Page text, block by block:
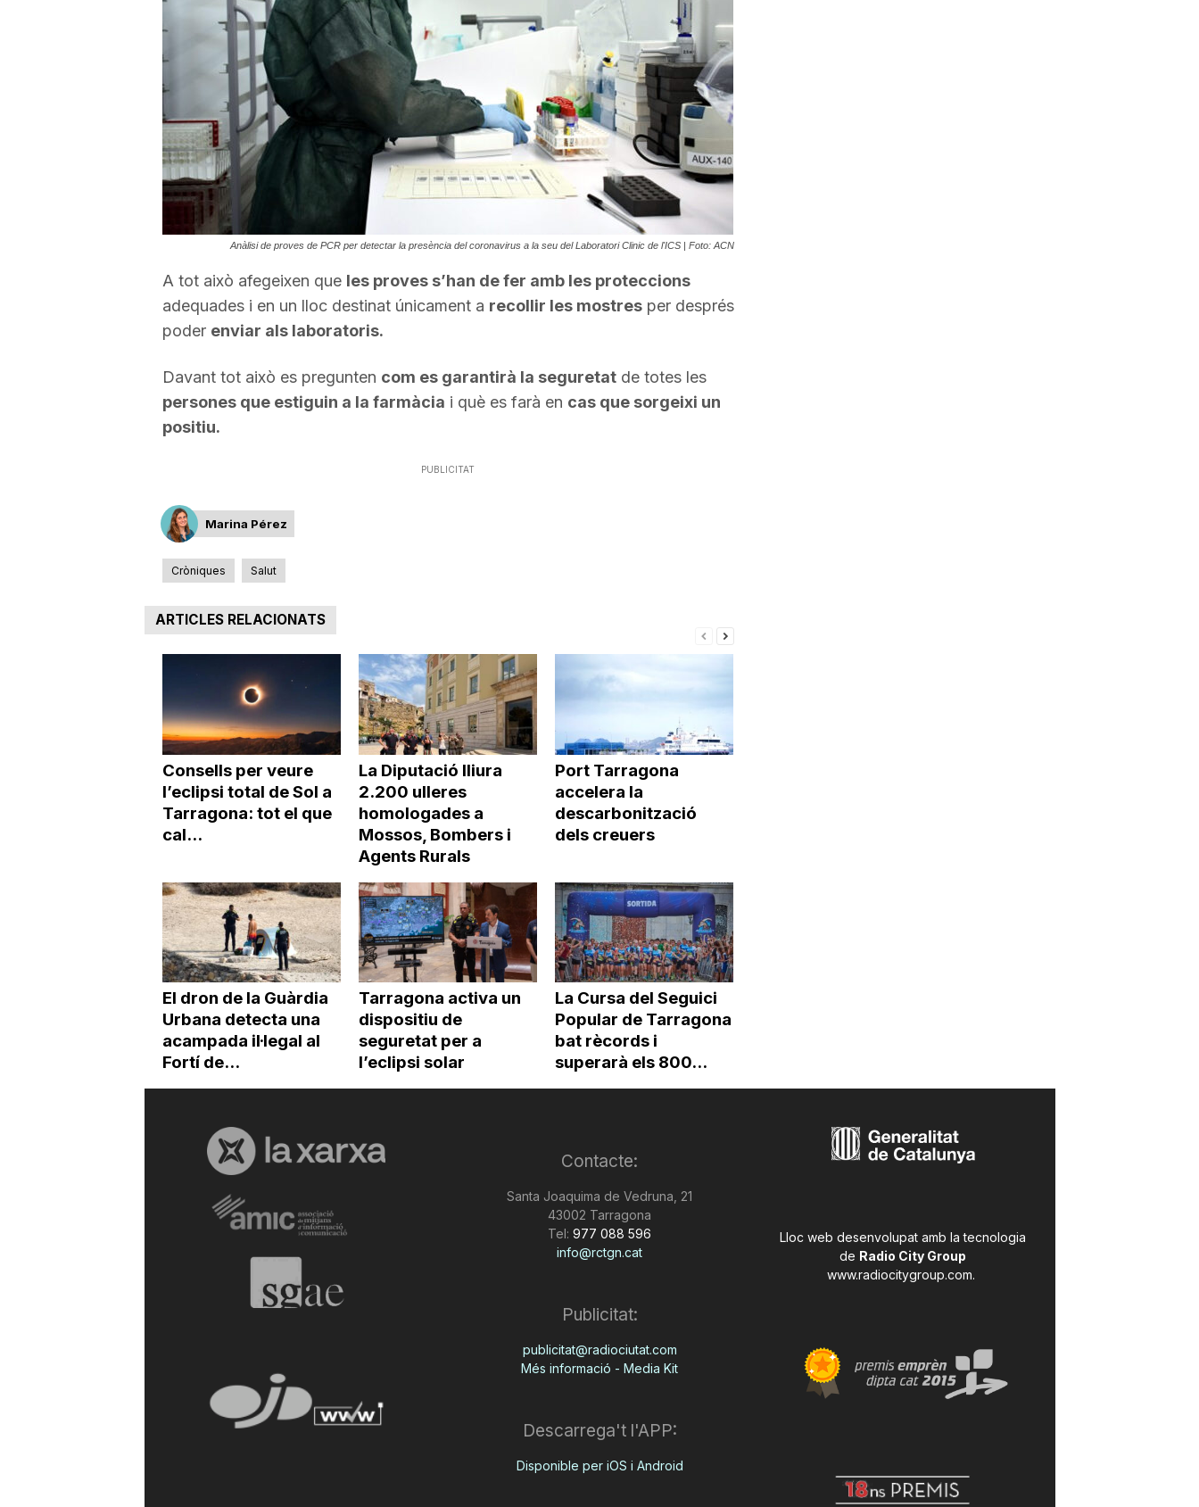
a
n
a
volum.
Anàlisi de proves de PCR per detectar la presència del coronavirus a la seu del Laboratori Clinic de l'ICS | Foto: ACN
A tot això afegeixen que les proves s’han de fer amb les proteccions
adequades i en un lloc destinat únicament a recollir les mostresper després
poder enviar als laboratoris.
Davant tot això es pregunten com es garantirà la seguretatde totes les
persones que estiguin a la farmàcia i què es farà en cas que sorgeixi un
positiu.
PUBLICITAT
Marina Pérez
Cròniques Salut
ARTICLES RELACIONATS
Consells per veure
l’eclipsi total de Sol a
Tarragona: tot el que
cal...
La Diputació lliura
2.200 ulleres
homologades a
Mossos, Bombers i
Agents Rurals
Port Tarragona
accelera la
descarbonització
dels creuers
El dron de la Guàrdia
Urbana detecta una
acampada il·legal al
Fortí de...
Tarragona activa un
dispositiu de
seguretat per a
l’eclipsi solar
La Cursa del Seguici
Popular de Tarragona
bat rècords i
superarà els 800...
Contacte:
Santa Joaquima de Vedruna, 21
43002 Tarragona
Tel: 977 088 596
info@rctgn.cat
Publicitat:
publicitat@radiociutat.com
Més informació - Media Kit
Descarrega't l'APP:
Disponible per iOS i Android
Lloc web desenvolupat amb la tecnologia
de Radio City Group
www.radiocitygroup.com.